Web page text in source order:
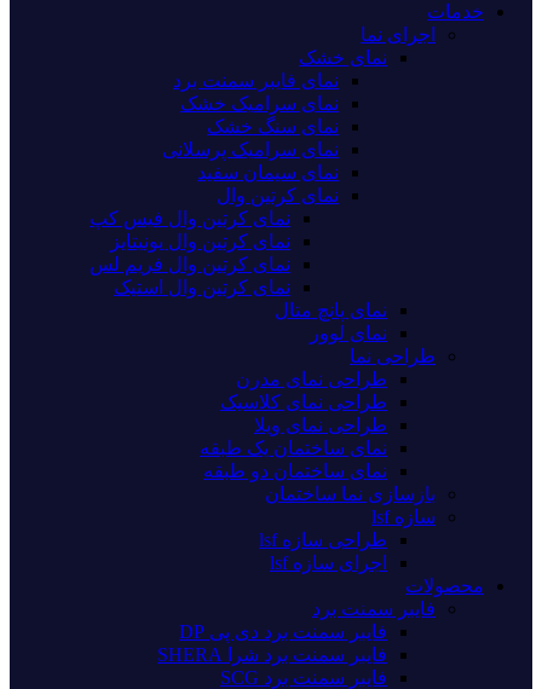
خدمات
اجرای نما
نمای خشک
نمای فایبر سمنت برد
نمای سرامیک خشک
نمای سنگ خشک
نمای سرامیک پرسلانی
نمای سیمان سفید
نمای کرتین وال
نمای کرتین وال فیس کپ
نمای کرتین وال یونیتایز
نمای کرتین وال فریم لس
نمای کرتین وال استیک
نمای پانچ متال
نمای لوور
طراحی نما
طراحی نمای مدرن
طراحی نمای کلاسیک
طراحی نمای ویلا
نمای ساختمان یک طبقه
نمای ساختمان دو طبقه
بازسازی نما ساختمان
سازه lsf
طراحی سازه lsf
اجرای سازه lsf
محصولات
فایبر سمنت برد
فایبر سمنت برد دی پی DP
فایبر سمنت برد شرا SHERA
فایبر سمنت برد SCG